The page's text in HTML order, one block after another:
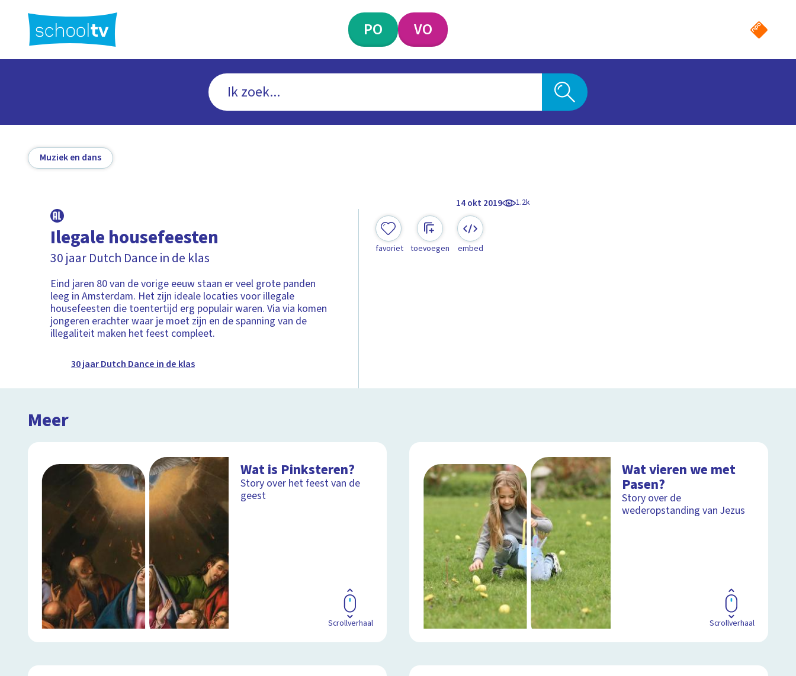
hoofdinhoud
PO VO
Muziek en dans
14 okt 2019 1.2k
Ilegale housefeesten
30 jaar Dutch Dance in de klas
Eind jaren 80 van de vorige eeuw staan er veel grote panden
leeg in Amsterdam. Het zijn ideale locaties voor illegale
housefeesten die toentertijd erg populair waren. Via via komen
jongeren erachter waar je moet zijn en de spanning van de
illegaliteit maken het feest compleet.
30 jaar Dutch Dance in de klas
favoriet toevoegen embed
Meer
Wat is Pinksteren?
Story over het feest van de
geest
Scrollverhaal
Wat vieren we met
Pasen?
Story over de
wederopstanding van Jezus
Scrollverhaal